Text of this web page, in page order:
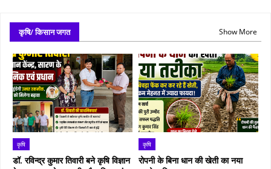
कृषि/ किसान जगत Show More
कृषि
डॉ. रविन्द्र कुमार तिवारी बने कृषि विज्ञान
कृषि
रोपनी के बिना धान की खेती का नया